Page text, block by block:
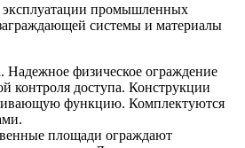
эксплуатации промышленных
системы и материалы
Надежное физическое ограждение
контроля доступа. Конструкции
функцию. Комплектуются
площади ограждают